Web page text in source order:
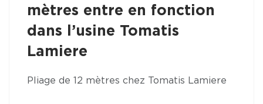
mètres entre en fonction
dans l’usine Tomatis
Lamiere
Pliage de 12 mètres chez Tomatis Lamiere